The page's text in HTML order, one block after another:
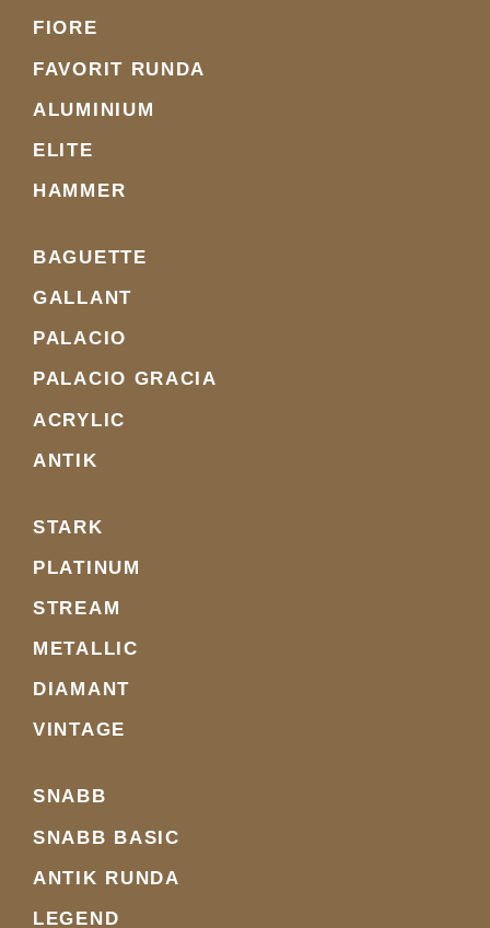
FIORE
FAVORIT RUNDA
ALUMINIUM
ELITE
HAMMER
BAGUETTE
GALLANT
PALACIO
PALACIO GRACIA
ACRYLIC
ANTIK
STARK
PLATINUM
STREAM
METALLIC
DIAMANT
VINTAGE
SNABB
SNABB BASIC
ANTIK RUNDA
LEGEND